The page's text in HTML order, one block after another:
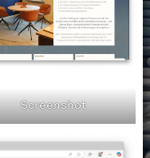
Screenshot